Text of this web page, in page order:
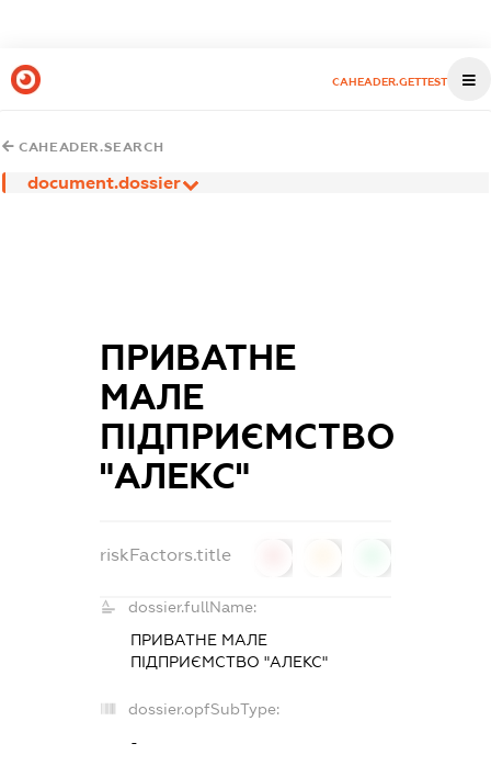
CAHEADER.GETTEST
CAHEADER.SEARCH
document.dossier
ПРИВАТНЕ
МАЛЕ
ПІДПРИЄМСТВО
"АЛЕКС"
riskFactors.title
dossier.fullName:
ПРИВАТНЕ МАЛЕ
ПІДПРИЄМСТВО "АЛЕКС"
dossier.opfSubType:
-